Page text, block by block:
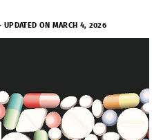
UPDATED ON MARCH 4, 2026